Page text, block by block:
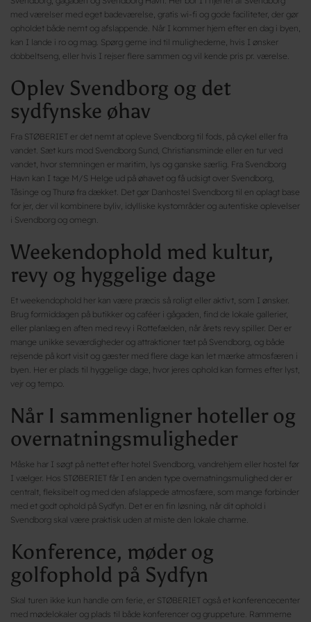
med værelser med eget badeværelse, gratis wi-fi og gode faciliteter, der gør
opholdet både nemt og afslappende. Når I kommer hjem efter en dag i byen,
kan I lande i ro og mag. Spørg gerne ind til mulighederne, hvis I ønsker
dobbeltseng, eller hvis I rejser flere sammen og vil kende pris pr. værelse.
Oplev Svendborg og det
sydfynske øhav
Fra STØBERIET er det nemt at opleve Svendborg til fods, på cykel eller fra
vandet. Sæt kurs mod Svendborg Sund, Christiansminde eller en tur ved
vandet, hvor stemningen er maritim, lys og ganske særlig. Fra Svendborg
Havn kan I tage M/S Helge ud på øhavet og få udsigt over Svendborg,
Tåsinge og Thurø fra dækket. Det gør Danhostel Svendborg til en oplagt base
for jer, der vil kombinere byliv, idylliske kystområder og autentiske oplevelser
i Svendborg og omegn.
Weekendophold med kultur,
revy og hyggelige dage
Et weekendophold her kan være præcis så roligt eller aktivt, som I ønsker.
Brug formiddagen på butikker og caféer i gågaden, find de lokale gallerier,
eller planlæg en aften med revy i Rottefælden, når årets revy spiller. Der er
mange unikke seværdigheder og attraktioner tæt på Svendborg, og både
rejsende på kort visit og gæster med flere dage kan let mærke atmosfæren i
byen. Her er plads til hyggelige dage, hvor jeres ophold kan formes efter lyst,
vejr og tempo.
Når I sammenligner hoteller og
overnatningsmuligheder
Måske har I søgt på nettet efter hotel Svendborg, vandrehjem eller hostel før
I vælger. Hos STØBERIET får I en anden type overnatningsmulighed der er
centralt, fleksibelt og med den afslappede atmosfære, som mange forbinder
med et godt ophold på Sydfyn. Det er en fin løsning, når dit ophold i
Svendborg skal være praktisk uden at miste den lokale charme.
Konference, møder og
golfophold på Sydfyn
Skal turen ikke kun handle om ferie, er STØBERIET også et konferencecenter
med mødelokaler og plads til både konferencer og gruppeture. Rammerne